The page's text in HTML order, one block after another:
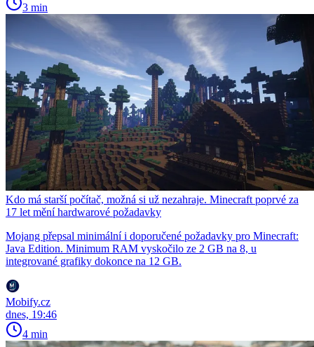
3 min
Kdo má starší počítač, možná si už nezahraje. Minecraft poprvé za
17 let mění hardwarové požadavky
Mojang přepsal minimální i doporučené požadavky pro Minecraft:
Java Edition. Minimum RAM vyskočilo ze 2 GB na 8, u
integrované grafiky dokonce na 12 GB.
Mobify.cz
dnes, 19:46
4 min